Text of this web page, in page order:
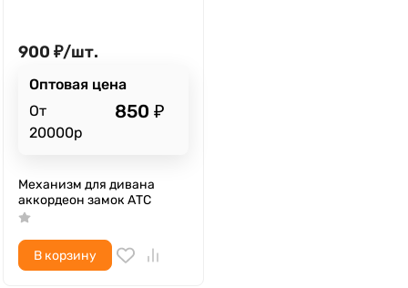
900 ₽/шт.
Оптовая цена
От
20000р
850 ₽
Механизм для дивана
аккордеон замок АТС
В корзину